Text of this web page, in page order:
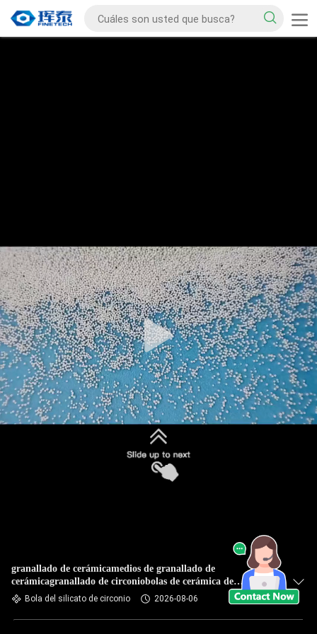
granallado de cerámicamedios de granallado de
cerámicagranallado de circoniobolas de cerámica de
granallado
Bola del silicato de circonio 2026-08-06